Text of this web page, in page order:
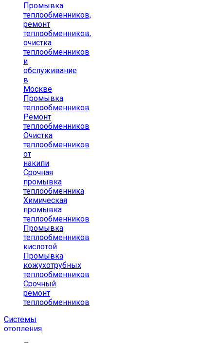
Промывка
теплообменников,
ремонт
теплообменников,
очистка
теплообменников
и
обслуживание
в
Москве
Промывка
теплообменников
Ремонт
теплообменников
Очистка
теплообменников
от
накипи
Срочная
промывка
теплообменника
Химическая
промывка
теплообменников
Промывка
теплообменников
кислотой
Промывка
кожухотрубных
теплообменников
Срочный
ремонт
теплообменников
Системы
отопления